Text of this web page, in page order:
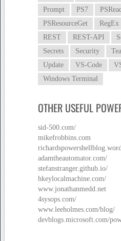
Prompt
PS7
PSResourceGet
RegEx
REST
REST-API
Secrets
Security
Update
VS-Code
Windows Terminal
OTHER USEFUL
sid-500.com/
mikefrobbins.com
adamtheautomator.com/
stefanstranger.github.io/
hkeylocalmachine.com/
www.jonathanmedd.net
4sysops.com/
www.leeholmes.com/blog/
devblogs.microsoft.com/